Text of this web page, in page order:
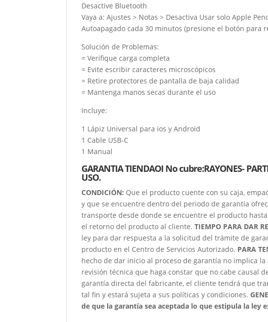
Desactive Bluetooth
Vaya a: Ajustes > Notas > Desactiva Usar solo Apple
Autoapagado cada 30 minutos (presione el botón para
Solución de Problemas:
= Verifique carga completa
= Evite escribir caracteres microscópicos
= Retire protectores de pantalla de baja calidad
= Mantenga manos secas durante el uso
Incluye:
1 Lápiz Universal para ios y Android
1 Cable USB-C
1 Manual
GARANTIA TIENDAOI No cubre:RAYONES-
USO.
CONDICIÓN: Que el producto cuente con su caja,
y que se encuentre dentro del periodo de garantía
transporte desde donde se encuentre el producto
el retorno del producto al cliente.TIEMPO PARA DAR
ley para dar respuesta a la solicitud del trámite de
producto en el Centro de Servicios Autorizado. PARA
hecho de dar inicio al proceso de garantía no implica
revisión técnica que haga constar que no cabe causal
garantía directa del fabricante, el cliente tendrá que
tal fin y estará sujeta a sus políticas y condiciones.
de que la garantía sea aceptada lo que estipula la ley